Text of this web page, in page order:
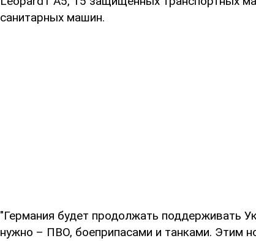
санитарных машин.
"Германия будет продолжать поддерживать
нужно – ПВО, боеприпасами и танками. Этим